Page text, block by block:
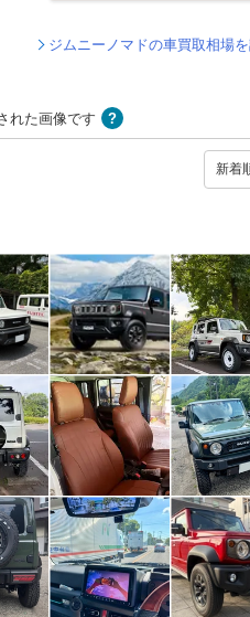
ジムニーノマドの車買取相場
れた画像です